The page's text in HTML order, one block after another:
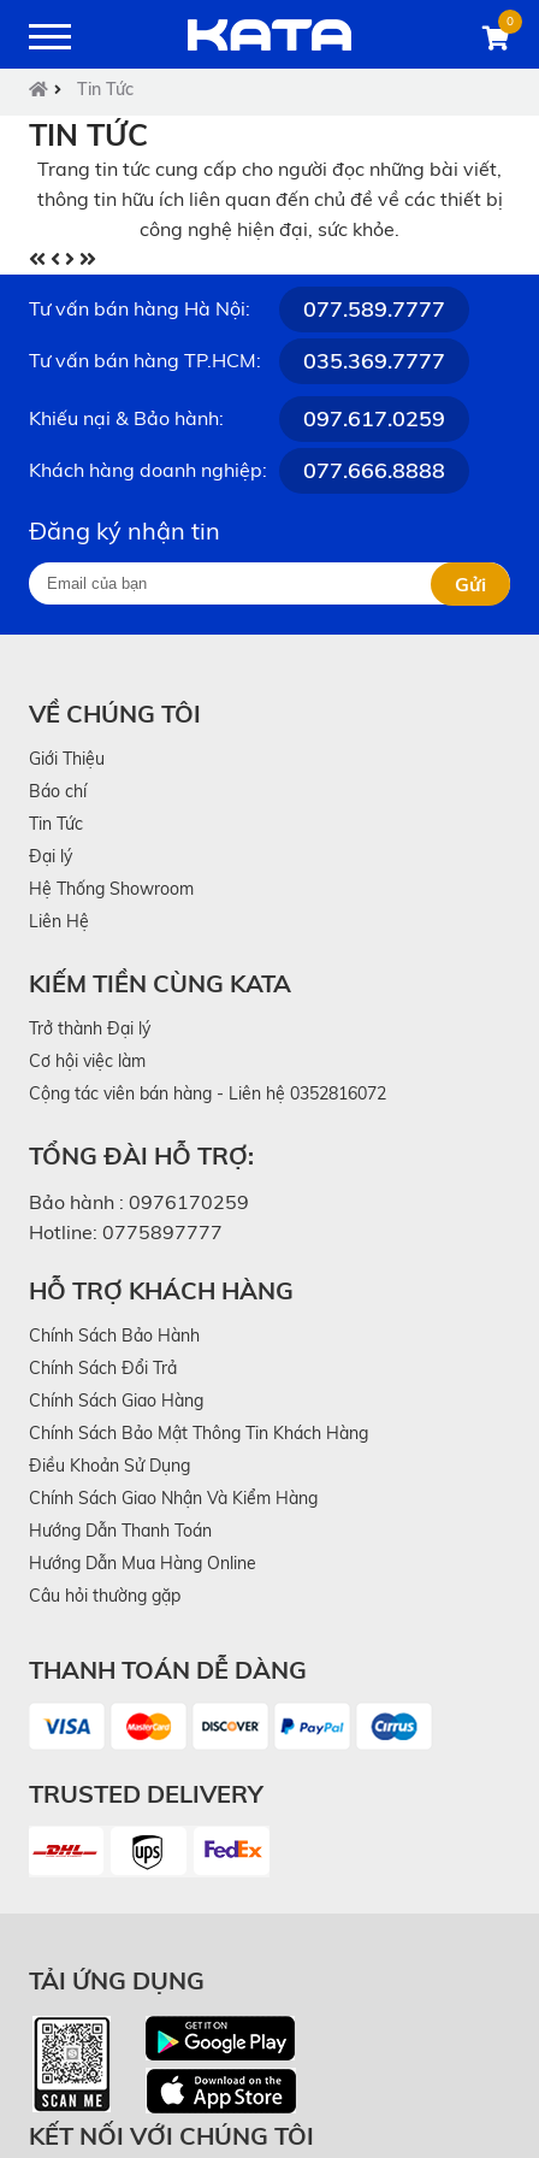
0
Tin Tức
TIN TỨC
Trang tin tức cung cấp cho người đọc những bài viết,
thông tin hữu ích liên quan đến chủ đề về các thiết bị
công nghệ hiện đại, sức khỏe.
Tư vấn bán hàng Hà Nội: 077.589.7777
Tư vấn bán hàng TP.HCM: 035.369.7777
Khiếu nại & Bảo hành: 097.617.0259
Khách hàng doanh nghiệp: 077.666.8888
Đăng ký nhận tin
Gửi
VỀ CHÚNG TÔI
Giới Thiệu
Báo chí
Tin Tức
Đại lý
Hệ Thống Showroom
Liên Hệ
KIẾM TIỀN CÙNG KATA
Trở thành Đại lý
Cơ hội việc làm
Cộng tác viên bán hàng - Liên hệ 0352816072
TỔNG ĐÀI HỖ TRỢ:
Bảo hành : 0976170259
Hotline: 0775897777
HỖ TRỢ KHÁCH HÀNG
Chính Sách Bảo Hành
Chính Sách Đổi Trả
Chính Sách Giao Hàng
Chính Sách Bảo Mật Thông Tin Khách Hàng
Điều Khoản Sử Dụng
Chính Sách Giao Nhận Và Kiểm Hàng
Hướng Dẫn Thanh Toán
Hướng Dẫn Mua Hàng Online
Câu hỏi thường gặp
THANH TOÁN DỄ DÀNG
TRUSTED DELIVERY
TẢI ỨNG DỤNG
KẾT NỐI VỚI CHÚNG TÔI